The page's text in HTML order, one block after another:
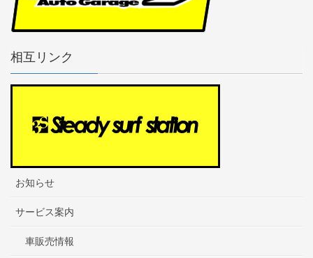
相互リンク
お知らせ
サービス案内
車販売情報